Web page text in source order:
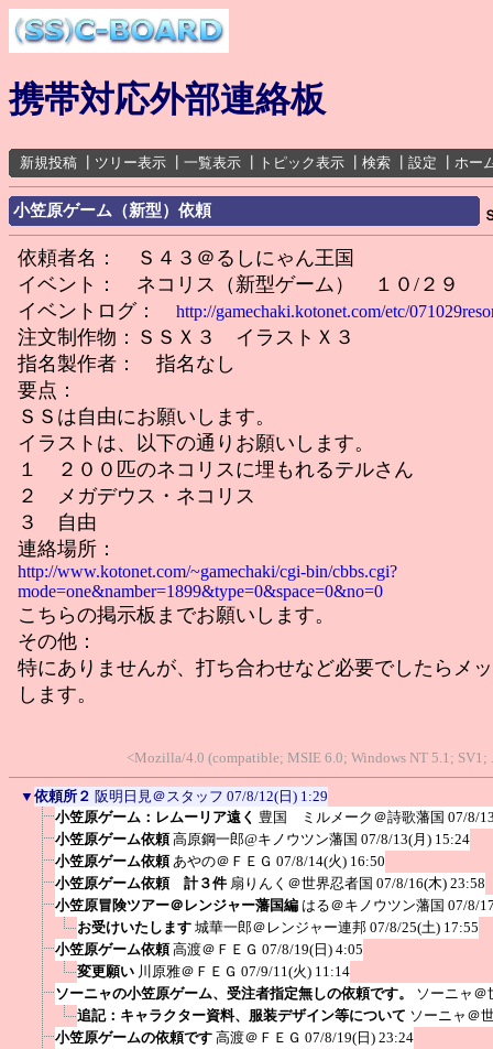
携帯対応外部連絡板
新規投稿 ツリー表示 一覧表示 トピック表示 検索 設定 ホー
小笠原ゲーム（新型）依頼
依頼者名： Ｓ４３＠るしにゃん王国
イベント： ネコリス（新型ゲーム） １０/２９
イベントログ： http://gamechaki.kotonet.com/etc/
注文制作物：ＳＳＸ３ イラストＸ３
指名製作者： 指名なし
要点：
ＳＳは自由にお願いします。
イラストは、以下の通りお願いします。
１ ２００匹のネコリスに埋もれるテルさん
２ メガデウス・ネコリス
３ 自由
連絡場所：
http://www.kotonet.com/~gamechaki/cgi-bin/cbbs.cgi?
mode=one&namber=1899&type=0&space=0&no=0
こちらの掲示板までお願いします。
その他：
特にありませんが、打ち合わせなど必要でしたらメ
します。
<Mozilla/4.0 (compatible; MSIE 6.0; Windows NT 5.1;
▼ 依頼所２ 阪明日見＠スタッフ 07/8/12(日) 1:29
小笠原ゲーム：レムーリア遠く 豊国 ミルメーク＠詩歌藩国 07/8/
小笠原ゲーム依頼 高原鋼一郎@キノウツン藩国 07/8/13(月) 15:24
小笠原ゲーム依頼 あやの＠ＦＥＧ 07/8/14(火) 16:50
小笠原ゲーム依頼 計３件 扇りんく＠世界忍者国 07/8/16(木) 23:58
小笠原冒険ツアー＠レンジャー藩国編 はる＠キノウツン藩国 07/8/
お受けいたします 城華一郎＠レンジャー連邦 07/8/25(土) 17:55
小笠原ゲーム依頼 高渡＠ＦＥＧ 07/8/19(日) 4:05
変更願い 川原雅＠ＦＥＧ 07/9/11(火) 11:14
ソーニャの小笠原ゲーム、受注者指定無しの依頼です。
ソーニャ＠
追記：キャラクター資料、服装デザイン等について ソーニャ＠
小笠原ゲームの依頼です 高渡＠ＦＥＧ 07/8/19(日) 23:24